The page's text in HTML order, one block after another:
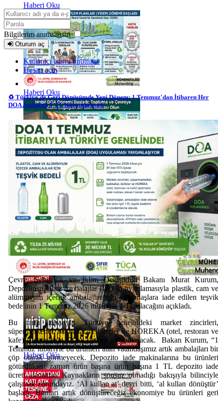
Haberi Oku
Haberi Oku
Haberi Oku
Haberi Oku
Haberi Oku
Bilgilerim anımsansın
Oturum aç
Kullanıcı adımı unuttum.
Hesap açın
♻️ Türkiye'de Geri Dönüşümde Yeni Dönem: 1 Temmuz'dan İtibaren Her
DOA Ambalajı 1 TL Kazandıracak
Çevre, Şehircilik ve İklim Değişikliği Bakanı Murat
Depozitosu Olan Ambalajlar (DOA) uygulamasıyla plastik, cam
alüminyum içecek ambalajlar için vatandaşlara iade edilen
bedelinin 1 Temmuz 2026 itibarıyla 1 TL olacağını açıkladı.
Bu tarih itibarıyla Türkiye genelindeki market
süpermarketler, bakkallar ve büfeler ile HOREKA (otel, restoran
kafe) işletmelerde DOA sistemi yaygınlaşacak. Bakan Kurum,
Temmuz itibariyle bu ürünleri alan vatandaşımız artık ambalajları
çöp olarak görmeyecek. Depozito iade makinalarına bu
götürdükleri zaman ürün başına ürün başına 1 TL depozito
ücreti alacaklar. Kaynakların sonsuz olmadığı bakışıyla
çalışmak zorundayız. ‘Al kullan at’ devri bitti, ‘al kullan
başladı. Bunları artık dönüştüreceğiz ekonomiye bu ürünleri